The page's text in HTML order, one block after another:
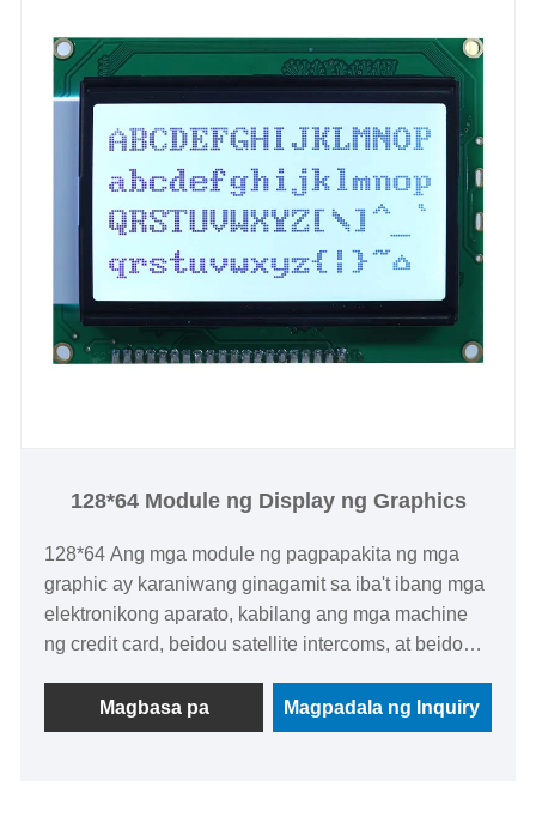
128*64 Module ng Display ng Graphics
128*64 Ang mga module ng pagpapakita ng mga
graphic ay karaniwang ginagamit sa iba't ibang mga
elektronikong aparato, kabilang ang mga machine
ng credit card, beidou satellite intercoms, at beidou
na ito ay karaniwang hampasin ang isang balanse
sa pagitan ng laki at pag -andar, na ginagawang
Magbasa pa Magpadala ng Inquiry